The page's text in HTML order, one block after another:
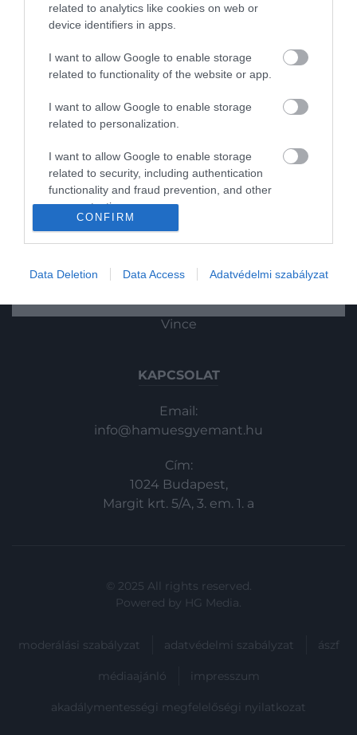
related to analytics like cookies on web or
device identifiers in apps.
I want to allow Google to enable storage
related to functionality of the website or app.
I want to allow Google to enable storage
related to personalization.
I want to allow Google to enable storage
related to security, including authentication
functionality and fraud prevention, and other
user protection.
CONFIRM
Data Deletion Data Access Adatvédelmi szabályzat
más theropodák, például a velociraptorok
2024. JANUÁR 15. ● HAMU ÉS GYÉMÁNT
A kutatók szerint teljesen
Tudomány
Utazás
Pénz
Gasztronómia
HG MEDIA
Magazin-előfizetés
Vince
KAPCSOLAT
Email:
info@hamuesgyemant.hu
Cím:
1024 Budapest,
Margit krt. 5/A, 3. em. 1. a
© 2025 All rights reserved.
Powered by HG Media.
moderálási szabályzat adatvédelmi szabályzat ászf
médiaajánló impresszum
akadálymentességi megfelelőségi nyilatkozat